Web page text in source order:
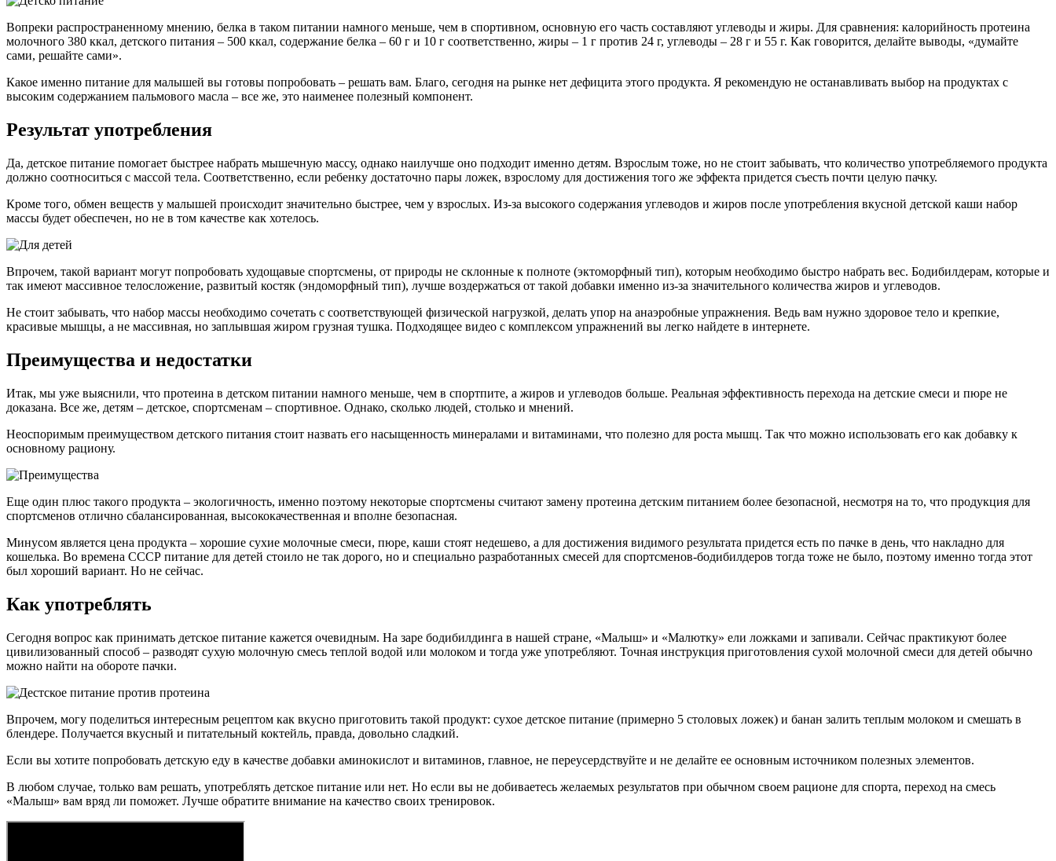
Вопреки распространенному мнению, белка в таком питании намного меньше, чем в спортивном, основную его часть составляют углеводы и жиры. Для сравнения: калорийность протеина
молочного 380 ккал, детского питания – 500 ккал, содержание белка – 60 г и 10 г соответственно, жиры – 1 г против 24 г, углеводы – 28 г и 55 г. Как говорится, делайте выводы, «думайте
сами, решайте сами».
Какое именно питание для малышей вы готовы попробовать – решать вам. Благо, сегодня на рынке нет дефицита этого продукта. Я рекомендую не останавливать выбор на продуктах с
высоким содержанием пальмового масла – все же, это наименее полезный компонент.
Результат употребления
Да, детское питание помогает быстрее набрать мышечную массу, однако наилучше оно подходит именно детям. Взрослым тоже, но не стоит забывать, что количество употребляемого продукта
должно соотноситься с массой тела. Соответственно, если ребенку достаточно пары ложек, взрослому для достижения того же эффекта придется съесть почти целую пачку.
Кроме того, обмен веществ у малышей происходит значительно быстрее, чем у взрослых. Из-за высокого содержания углеводов и жиров после употребления вкусной детской каши набор
массы будет обеспечен, но не в том качестве как хотелось.
Впрочем, такой вариант могут попробовать худощавые спортсмены, от природы не склонные к полноте (эктоморфный тип), которым необходимо быстро набрать вес. Бодибилдерам, которые и
так имеют массивное телосложение, развитый костяк (эндоморфный тип), лучше воздержаться от такой добавки именно из-за значительного количества жиров и углеводов.
Не стоит забывать, что набор массы необходимо сочетать с соответствующей физической нагрузкой, делать упор на анаэробные упражнения. Ведь вам нужно здоровое тело и крепкие,
красивые мышцы, а не массивная, но заплывшая жиром грузная тушка. Подходящее видео с комплексом упражнений вы легко найдете в интернете.
Преимущества и недостатки
Итак, мы уже выяснили, что протеина в детском питании намного меньше, чем в спортпите, а жиров и углеводов больше. Реальная эффективность перехода на детские смеси и пюре не
доказана. Все же, детям – детское, спортсменам – спортивное. Однако, сколько людей, столько и мнений.
Неоспоримым преимуществом детского питания стоит назвать его насыщенность минералами и витаминами, что полезно для роста мышц. Так что можно использовать его как добавку к
основному рациону.
Еще один плюс такого продукта – экологичность, именно поэтому некоторые спортсмены считают замену протеина детским питанием более безопасной, несмотря на то, что продукция для
спортсменов отлично сбалансированная, высококачественная и вполне безопасная.
Минусом является цена продукта – хорошие сухие молочные смеси, пюре, каши стоят недешево, а для достижения видимого результата придется есть по пачке в день, что накладно для
кошелька. Во времена СССР питание для детей стоило не так дорого, но и специально разработанных смесей для спортсменов-бодибилдеров тогда тоже не было, поэтому именно тогда этот
был хороший вариант. Но не сейчас.
Как употреблять
Сегодня вопрос как принимать детское питание кажется очевидным. На заре бодибилдинга в нашей стране, «Малыш» и «Малютку» ели ложками и запивали. Сейчас практикуют более
цивилизованный способ – разводят сухую молочную смесь теплой водой или молоком и тогда уже употребляют. Точная инструкция приготовления сухой молочной смеси для детей обычно
можно найти на обороте пачки.
Впрочем, могу поделиться интересным рецептом как вкусно приготовить такой продукт: сухое детское питание (примерно 5 столовых ложек) и банан залить теплым молоком и смешать в
блендере. Получается вкусный и питательный коктейль, правда, довольно сладкий.
Если вы хотите попробовать детскую еду в качестве добавки аминокислот и витаминов, главное, не переусердствуйте и не делайте ее основным источником полезных элементов.
В любом случае, только вам решать, употреблять детское питание или нет. Но если вы не добиваетесь желаемых результатов при обычном своем рационе для спорта, переход на смесь
«Малыш» вам вряд ли поможет. Лучше обратите внимание на качество своих тренировок.